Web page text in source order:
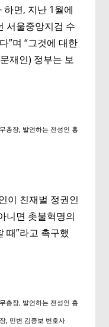
면, 지난 1월에
서울중앙지검 수
”며 “그것에 대한
재인) 정부는 보
총장, 발언하는 전성인 홍
이 친재벌 정권인
니면 촛불혁명의
때”라고 촉구했
총장, 발언하는 전성인 홍
, 민변 김종보 변호사